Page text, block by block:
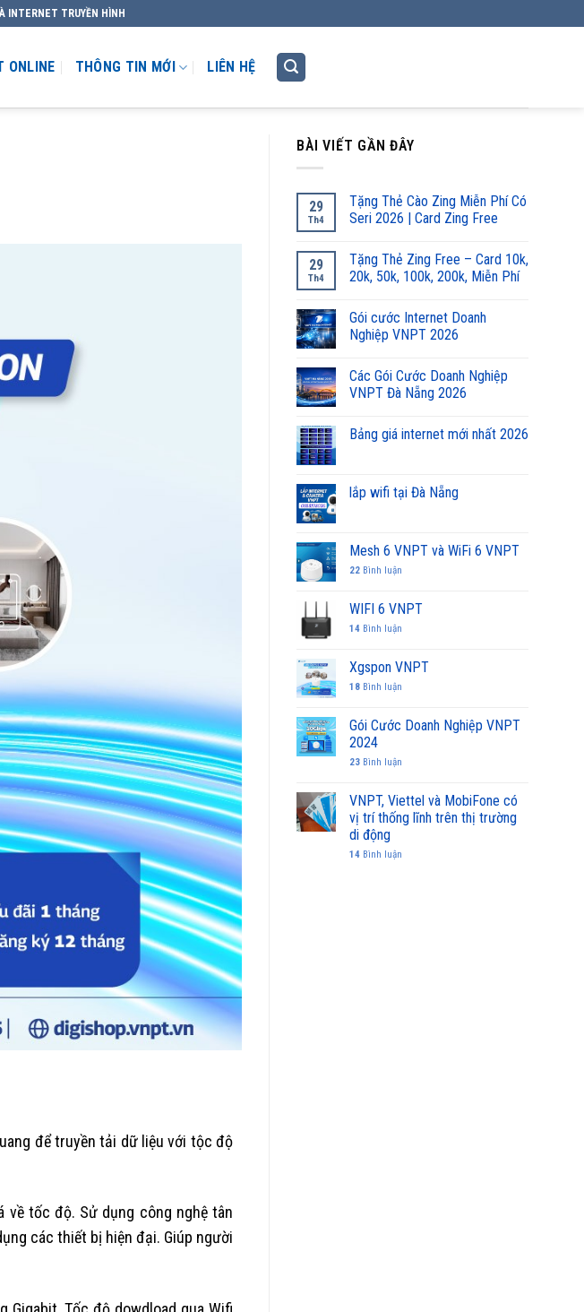
INTERNET TRUYỀN HÌNH
ONLINE THÔNG TIN MỚI LIÊN HỆ
để truyền tải dữ liệu với tộc độ
tốc độ. Sử dụng công nghệ tân
các thiết bị hiện đại. Giúp người
BÀI VIẾT GẦN ĐÂY
29
Th4
Tặng Thẻ Cào Zing Miễn Phí Có
Seri 2026 | Card Zing Free
29
Th4
Tặng Thẻ Zing Free – Card 10k,
20k, 50k, 100k, 200k, Miễn Phí
Gói cước Internet Doanh
Nghiệp VNPT 2026
Các Gói Cước Doanh Nghiệp
VNPT Đà Nẵng 2026
Bảng giá internet mới nhất 2026
lắp wifi tại Đà Nẵng
Mesh 6 VNPT và WiFi 6 VNPT
22 Bình luận
WIFI 6 VNPT
14 Bình luận
Xgspon VNPT
18 Bình luận
Gói Cước Doanh Nghiệp VNPT
2024
23 Bình luận
VNPT, Viettel và MobiFone có
vị trí thống lĩnh trên thị trường
di động
14 Bình luận